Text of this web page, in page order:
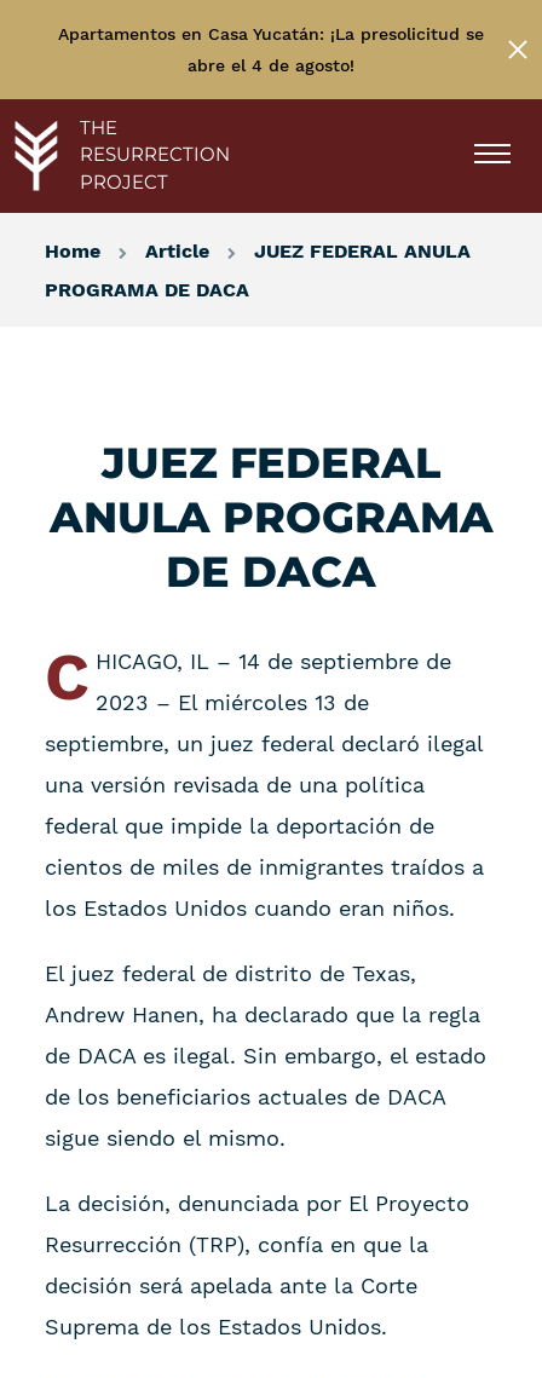
Apartamentos en Casa Yucatán: ¡La presolicitud se
abre el 4 de agosto!
THE
RESURRECTION
PROJECT
Home Article
JUEZ FEDERAL ANULA
PROGRAMA DE DACA
JUEZ FEDERAL
ANULA PROGRAMA
DE DACA
C HICAGO, IL – 14 de septiembre de
2023 – El miércoles 13 de
septiembre, un juez federal declaró ilegal
una versión revisada de una política
federal que impide la deportación de
cientos de miles de inmigrantes traídos a
los Estados Unidos cuando eran niños.
El juez federal de distrito de Texas,
Andrew Hanen, ha declarado que la regla
de DACA es ilegal. Sin embargo, el estado
de los beneficiarios actuales de DACA
sigue siendo el mismo.
La decisión, denunciada por El Proyecto
Resurrección (TRP), confía en que la
decisión será apelada ante la Corte
Suprema de los Estados Unidos.